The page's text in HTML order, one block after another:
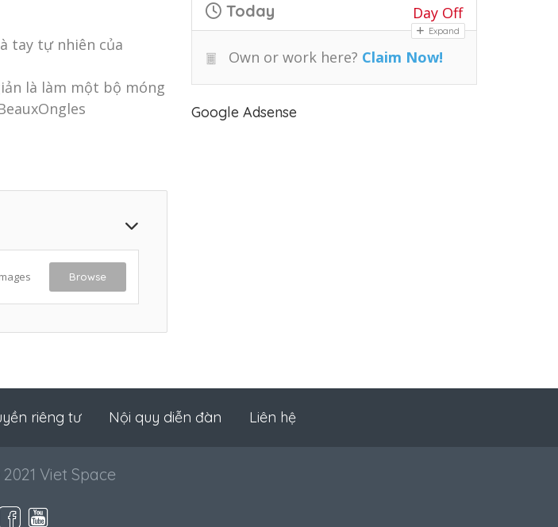
tay tự nhiên của
là làm một bộ móng
Browse
Today Day Off
Expand
Own or work here? Claim Now!
Google Adsense
riêng tư Nội quy diễn đàn Liên hệ
Viet Space